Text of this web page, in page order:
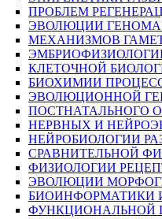
ПРОБЛЕМ
ЭВОЛЮЦИИ ГЕНОМА И
МЕХАНИЗМОВ
ЭМБРИОФИЗИОЛОГИИ
КЛЕТОЧНОЙ БИОЛОГИИ
БИОХИМИИ
ЭВОЛЮЦИОННОЙ
ПОСТНАТАЛЬНОГО
НЕРВНЫХ И
НЕЙРОБИОЛОГИИ
СРАВНИТЕЛЬНОЙ
ФИЗИОЛОГИИ
ЭВОЛЮЦИИ
БИОИНФОРМАТИКИ И
ФУНКЦИОНАЛЬНОЙ